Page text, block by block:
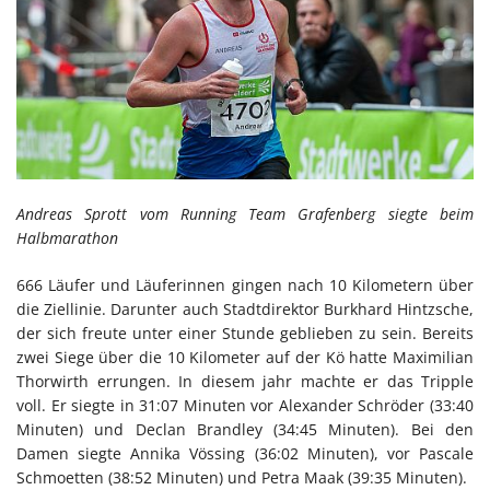
Andreas Sprott vom Running Team Grafenberg siegte beim
Halbmarathon
666 Läufer und Läuferinnen gingen nach 10 Kilometern über
die Ziellinie. Darunter auch Stadtdirektor Burkhard Hintzsche,
der sich freute unter einer Stunde geblieben zu sein. Bereits
zwei Siege über die 10 Kilometer auf der Kö hatte Maximilian
Thorwirth errungen. In diesem jahr machte er das Tripple
voll. Er siegte in 31:07 Minuten vor Alexander Schröder (33:40
Minuten) und Declan Brandley (34:45 Minuten). Bei den
Damen siegte Annika Vössing (36:02 Minuten), vor Pascale
Schmoetten (38:52 Minuten) und Petra Maak (39:35 Minuten).